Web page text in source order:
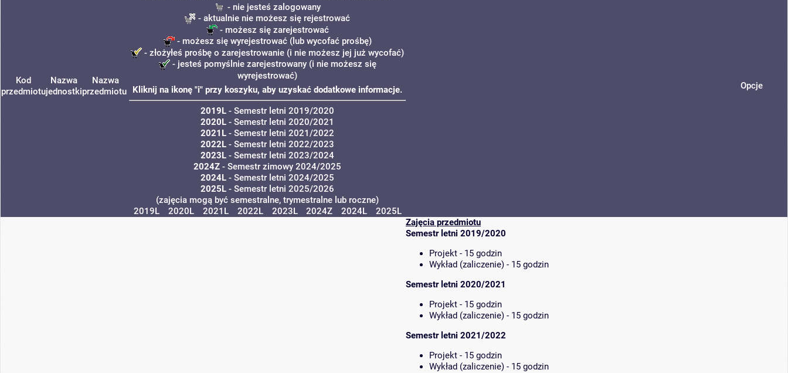
Kod
przedmiotu
Nazwa
jednostki
Nazwa
przedmiotu
- nie jesteś zalogowany
- aktualnie nie możesz się rejestrować
- możesz się zarejestrować
- możesz się wyrejestrować (lub wycofać prośbę)
- złożyłeś prośbę o zarejestrowanie (i nie możesz jej już wycofać)
- jesteś pomyślnie zarejestrowany (i nie możesz się
wyrejestrować)
Kliknij na ikonę "i" przy koszyku, aby uzyskać dodatkowe informacje.
2019L - Semestr letni 2019/2020
2020L - Semestr letni 2020/2021
2021L - Semestr letni 2021/2022
2022L - Semestr letni 2022/2023
2023L - Semestr letni 2023/2024
2024Z - Semestr zimowy 2024/2025
2024L - Semestr letni 2024/2025
2025L - Semestr letni 2025/2026
(zajęcia mogą być semestralne, trymestralne lub roczne)
Opcje
2019L 2020L 2021L 2022L 2023L 2024Z 2024L 2025L
Zajęcia przedmiotu
Semestr letni 2019/2020
Projekt - 15 godzin
Wykład (zaliczenie) - 15 godzin
Semestr letni 2020/2021
Projekt - 15 godzin
Wykład (zaliczenie) - 15 godzin
Semestr letni 2021/2022
Projekt - 15 godzin
Wykład (zaliczenie) - 15 godzin